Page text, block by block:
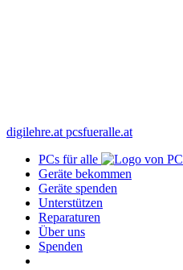
digilehre.at pcsfueralle.at
PCs für alle
Geräte bekommen
Geräte spenden
Unterstützen
Reparaturen
Über uns
Spenden